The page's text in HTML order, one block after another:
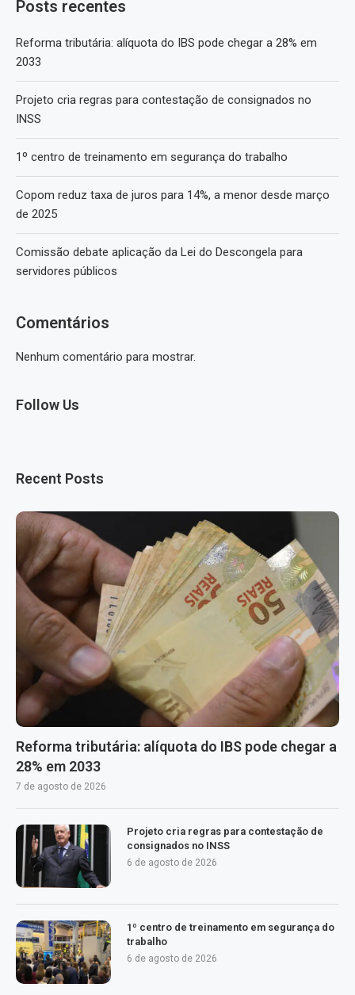
Posts recentes
Reforma tributária: alíquota do IBS pode chegar a 28% em
2033
Projeto cria regras para contestação de consignados no
INSS
1º centro de treinamento em segurança do trabalho
Copom reduz taxa de juros para 14%, a menor desde março
de 2025
Comissão debate aplicação da Lei do Descongela para
servidores públicos
Comentários
Nenhum comentário para mostrar.
Follow Us
Recent Posts
Reforma tributária: alíquota do IBS pode chegar a
28% em 2033
7 de agosto de 2026
Projeto cria regras para contestação de
consignados no INSS
6 de agosto de 2026
1º centro de treinamento em segurança do
trabalho
6 de agosto de 2026